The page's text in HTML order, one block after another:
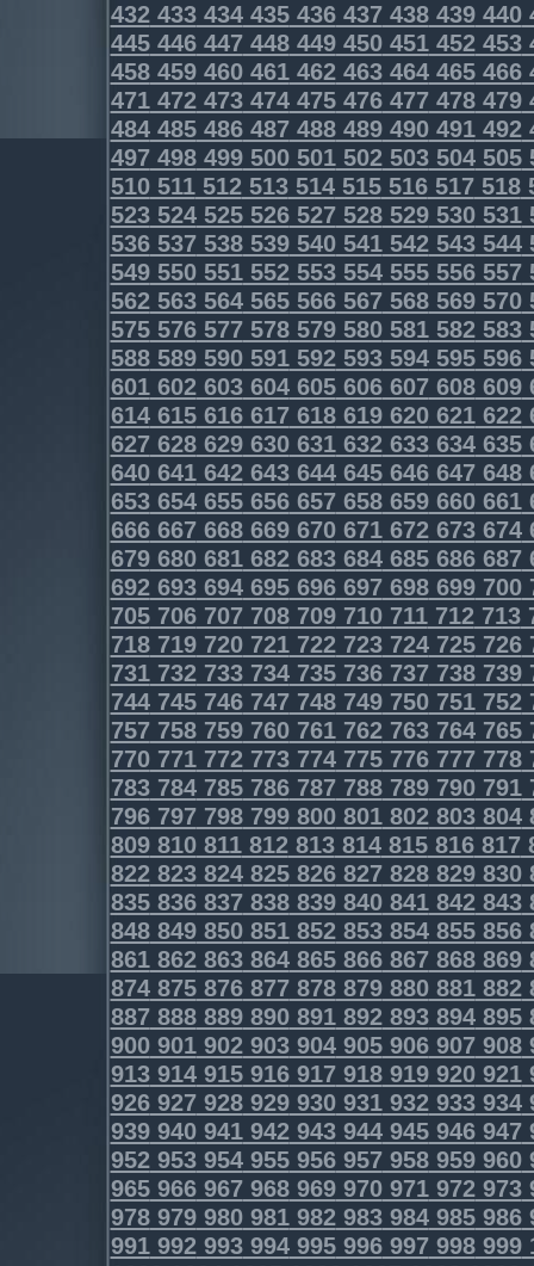
432433434435436437438439440
445446447448449450451452453
458459460461462463464465466
471472473474475476477478479
484485486487488489490491492
497498499500501502503504505
510511512513514515516517518
523524525526527528529530531
536537538539540541542543544
549550551552553554555556557
562563564565566567568569570
575576577578579580581582583
588589590591592593594595596
601602603604605606607608609
614615616617618619620621622
627628629630631632633634635
640641642643644645646647648
653654655656657658659660661
666667668669670671672673674
679680681682683684685686687
692693694695696697698699700
705706707708709710711712713
718719720721722723724725726
731732733734735736737738739
744745746747748749750751752
757758759760761762763764765
770771772773774775776777778
783784785786787788789790791
796797798799800801802803804
809810811812813814815816817
822823824825826827828829830
835836837838839840841842843
848849850851852853854855856
861862863864865866867868869
874875876877878879880881882
887888889890891892893894895
900901902903904905906907908
913914915916917918919920921
926927928929930931932933934
939940941942943944945946947
952953954955956957958959960
965966967968969970971972973
978979980981982983984985986
991992993994995996997998999